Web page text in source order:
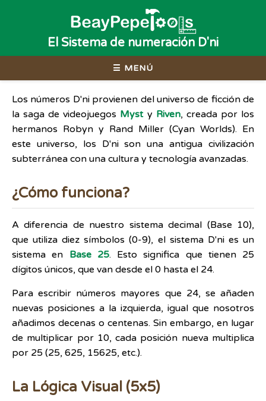
El Sistema de numeración D'ni
☰ MENÚ
Los números D'ni provienen del universo de ficción de
la saga de videojuegos Mysty Riven, creada por los
hermanos Robyn y Rand Miller (Cyan Worlds). En
este universo, los D'ni son una antigua civilización
subterránea con una cultura y tecnología avanzadas.
¿Cómo funciona?
A diferencia de nuestro sistema decimal (Base 10),
que utiliza diez símbolos (0-9), el sistema D'ni es un
sistema en Base 25. Esto significa que tienen 25
dígitos únicos, que van desde el 0 hasta el 24.
Para escribir números mayores que 24, se añaden
nuevas posiciones a la izquierda, igual que nosotros
añadimos decenas o centenas. Sin embargo, en lugar
de multiplicar por 10, cada posición nueva multiplica
por 25 (25, 625, 15625, etc.).
La Lógica Visual (5x5)